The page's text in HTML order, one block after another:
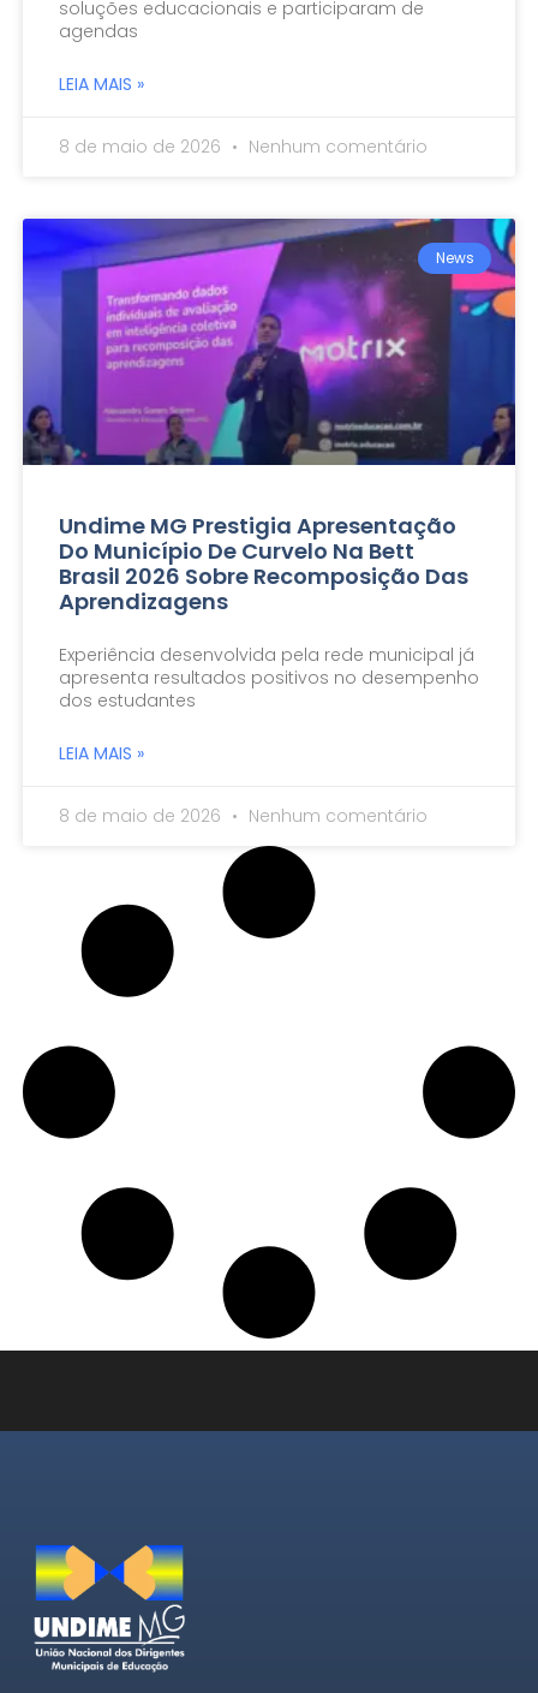
soluções educacionais e participaram de
agendas
LEIA MAIS »
8 de maio de 2026 Nenhum comentário
News
Undime MG Prestigia Apresentação
Do Município De Curvelo Na Bett
Brasil 2026 Sobre Recomposição Das
Aprendizagens
Experiência desenvolvida pela rede municipal já
apresenta resultados positivos no desempenho
dos estudantes
LEIA MAIS »
8 de maio de 2026 Nenhum comentário